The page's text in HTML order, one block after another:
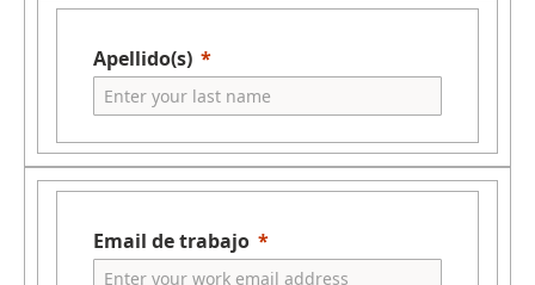
Apellido(s)
Email de trabajo